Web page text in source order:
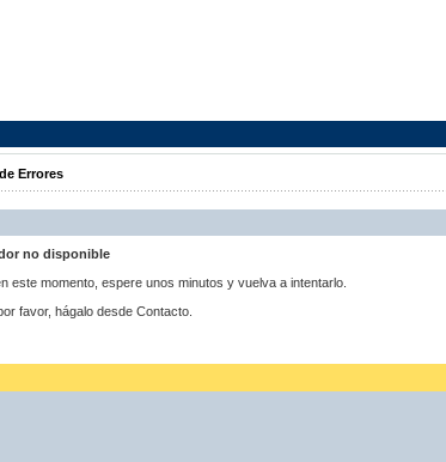
Errores
no disponible
este momento, espere unos minutos y vuelva a intentarlo.
favor, hágalo desde Contacto.